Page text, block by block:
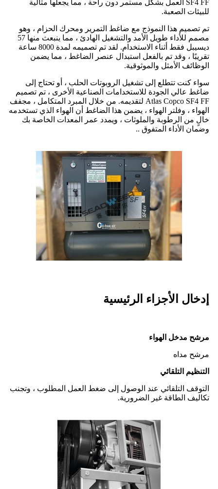
SF4 FF العمل بشكل مستمر دون راحة ، مما يجعلها مثالية
للبيئات الصعبة.
تم تصميم هذا النموذج مع ضاغط التمرير ومحرك الحزام ، وهو
مصمم للأداء طويل الأمد والتشغيل الهادئ ، مما ينبعث منها 57
ديسيبل فقط أثناء الاستخدام. لقد تم تصميمه لمدة 8000 ساعة
تقريبًا ، وقد تم بالفعل استبدال عنصر الضاغط ، مما يضمن
الوظائف الأمثل والموثوقية.
سواء كنت تتطلع إلى تشغيل الروبوتات الحلب ، أو تحتاج إلى
ضاغط عالي الجودة للاستخدامات الصناعية الأخرى ، تم تصميم
Atlas Copco SF4 FF لتقديمه. من خلال المبرد المتكامل ، مجفف
الهواء ، وفلتر الهواء ، يضمن هذا الضاغط أن الهواء الذي تستخدمه
خالٍ من الرطوبة والملوثات ، ويمدد عمر المعدات الخاصة بك
وضمان الأداء المتفوق ..
إدخال الأجزاء الرئيسية
مرشح مدخل الهواء
مرشح مداه
التنظيم التلقائي
التوقف التلقائي عند الوصول إلى ضغط العمل المطلوب ، وتجنب
تكاليف الطاقة غير الضرورية.